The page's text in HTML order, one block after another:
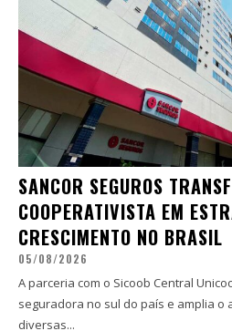
SANCOR SEGUROS
COOPERATIVISTA EM
CRESCIMENTO NO BRASIL
05/08/2026
A parceria com o Sicoob Central
seguradora no sul do país e amplia o
diversas...